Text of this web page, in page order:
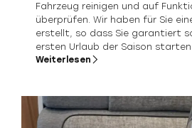
Fahrzeug reinigen und auf
überprüfen. Wir haben für Sie
erstellt, so dass Sie garantiert
ersten Urlaub der Saison starten
Weiterlesen